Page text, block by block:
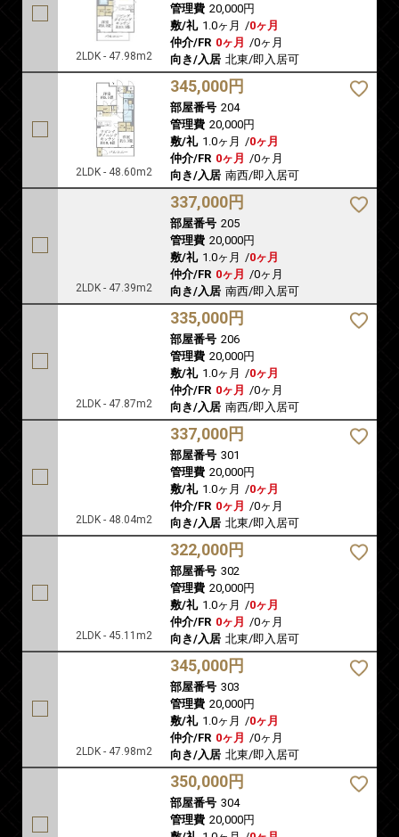
2LDK - 47.98m2
管理費 20,000円
敷/礼 1.0ヶ月 /0ヶ月
仲介/FR 0ヶ月 /0ヶ月
向き/入居 北東/即入居可
2LDK - 48.60m2
345,000円
部屋番号 204
管理費 20,000円
敷/礼 1.0ヶ月 /0ヶ月
仲介/FR 0ヶ月 /0ヶ月
向き/入居 南西/即入居可
2LDK - 47.39m2
337,000円
部屋番号 205
管理費 20,000円
敷/礼 1.0ヶ月 /0ヶ月
仲介/FR 0ヶ月 /0ヶ月
向き/入居 南西/即入居可
2LDK - 47.87m2
335,000円
部屋番号 206
管理費 20,000円
敷/礼 1.0ヶ月 /0ヶ月
仲介/FR 0ヶ月 /0ヶ月
向き/入居 南西/即入居可
2LDK - 48.04m2
337,000円
部屋番号 301
管理費 20,000円
敷/礼 1.0ヶ月 /0ヶ月
仲介/FR 0ヶ月 /0ヶ月
向き/入居 北東/即入居可
2LDK - 45.11m2
322,000円
部屋番号 302
管理費 20,000円
敷/礼 1.0ヶ月 /0ヶ月
仲介/FR 0ヶ月 /0ヶ月
向き/入居 北東/即入居可
2LDK - 47.98m2
345,000円
部屋番号 303
管理費 20,000円
敷/礼 1.0ヶ月 /0ヶ月
仲介/FR 0ヶ月 /0ヶ月
向き/入居 北東/即入居可
350,000円
部屋番号 304
管理費 20,000円